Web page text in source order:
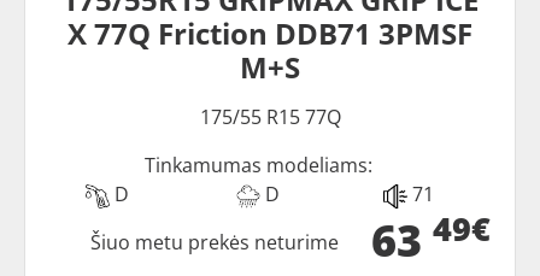
X 77Q Friction DDB71 3PMSF
M+S
175/55 R15 77Q
Tinkamumas modeliams:
D
D 71
63 49€
Šiuo metu prekės neturime